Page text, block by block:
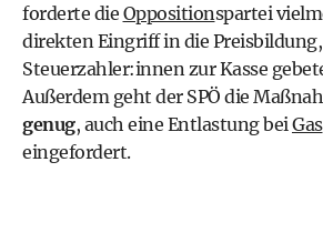
forderte die Oppositionspartei
direkten Eingriff in die Preisbildung,
Steuerzahler:innen zur Kasse
Außerdem geht der SPÖ die
genug, auch eine Entlastung bei Gas
eingefordert.